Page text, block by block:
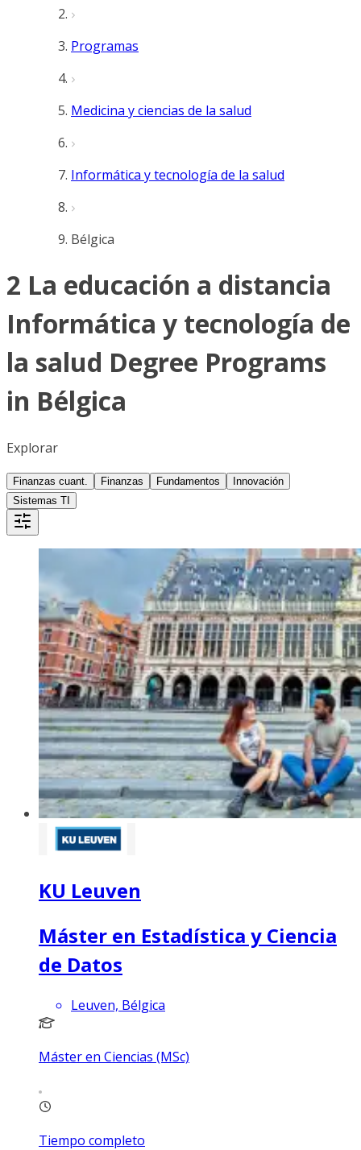
Programas
Medicina y ciencias de la salud
Informática y tecnología de la salud
Bélgica
2 La educación a distancia
Informática y tecnología de
la salud Degree Programs
in Bélgica
Explorar
Finanzas cuant. Finanzas Fundamentos
Innovación
Sistemas TI
KU Leuven
Máster en Estadística y Ciencia
de Datos
Leuven, Bélgica
Máster en Ciencias (MSc)
Tiempo completo